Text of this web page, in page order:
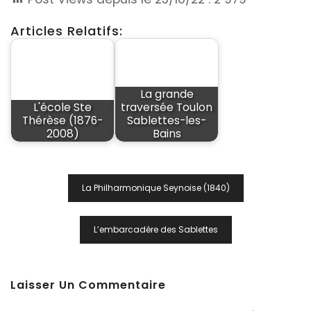
Articles Relatifs:
L'école Ste
Thérèse (1876-
2008)
La grande
traversée Toulon
Sablettes-les-
Bains
NavigationLa Philharmonique Seynoise (1840)
L’embarcadère des Sablettes
Laisser Un Commentaire